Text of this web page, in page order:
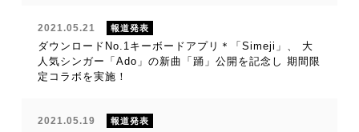
2021.05.21 報道発表
ダウンロードNo.1キーボードアプリ＊「Simeji」、 大
人気シンガー「Ado」の新曲「踊」公開を記念し 期間限
定コラボを実施！
2021.05.19 報道発表